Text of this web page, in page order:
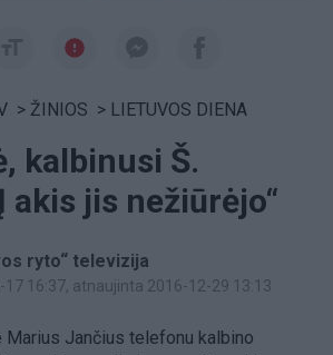
> ŽINIOS > LIETUVOS DIENA
kalbinusi Š.
akis jis nežiūrėjo“
ryto“ televizija
17 16:37, atnaujinta 2016-12-29 13:13
Marius Jančius telefonu kalbino